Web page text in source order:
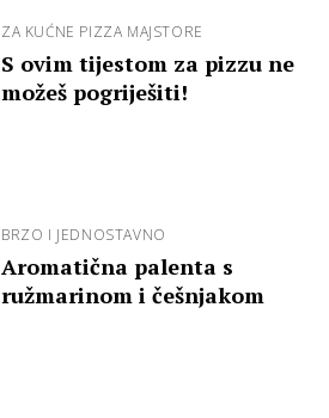
ZA KUĆNE PIZZA MAJSTORE
S ovim tijestom za pizzu ne
možeš pogriješiti!
BRZO I JEDNOSTAVNO
Aromatična palenta s
ružmarinom i češnjakom